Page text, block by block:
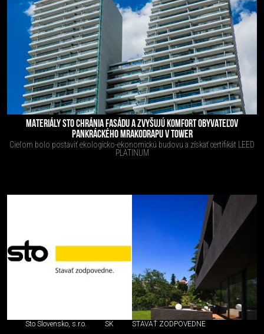
MATERIÁLY STO CHRÁNIA FASÁDU A ZVYŠUJÚ KOMFORT OBYVATEĽOV
PANKRÁCKÉHO MRAKODRAPU V TOWER
Cieľom bolo postaviť ekologicko-ekonomickú budovu a získať certifikát LEED
PLATINUM
Sto Slovensko, s.r.o. SK STAVAŤ ZODPOVEDNE